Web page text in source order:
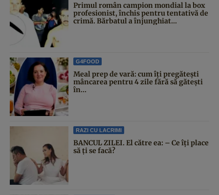
Primul român campion mondial la box
profesionist, închis pentru tentativă de
crimă. Bărbatul a înjunghiat...
G4FOOD
Meal prep de vară: cum îți pregătești
mâncarea pentru 4 zile fără să gătești
în...
RAZI CU LACRIMI
BANCUL ZILEI. El către ea: – Ce îți place
să ți se facă?